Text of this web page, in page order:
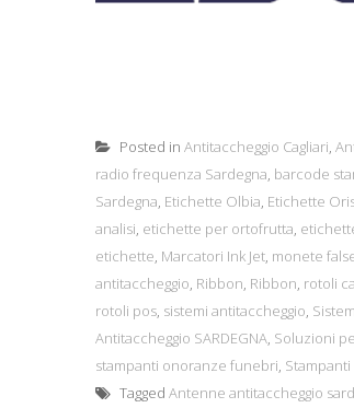
Posted in Antitaccheggio Cagliari,
radio frequenza Sardegna, barcode
Sardegna, Etichette Olbia, Etichette
analisi, etichette per ortofrutta,
etichette, Marcatori Ink Jet, monete
antitaccheggio, Ribbon, Ribbon, rotoli
rotoli pos, sistemi antitaccheggio,
Antitaccheggio SARDEGNA, Soluzioni
stampanti onoranze funebri,
Tagged Antenne antitaccheggio